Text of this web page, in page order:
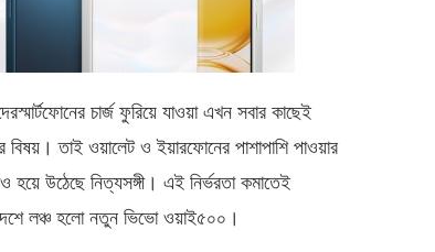
চার্জ ফুরিয়ে যাওয়া এখন সবার কাছেই
বিষয়। তাই ওয়ালেট ও ইয়ারফোনের পাশাপাশি পাওয়ার
হয়ে উঠেছে নিত্যসঙ্গী। এই নির্ভরতা কমাতেই
লঞ্চ হলো নতুন ভিভো ওয়াই৫০০ ।